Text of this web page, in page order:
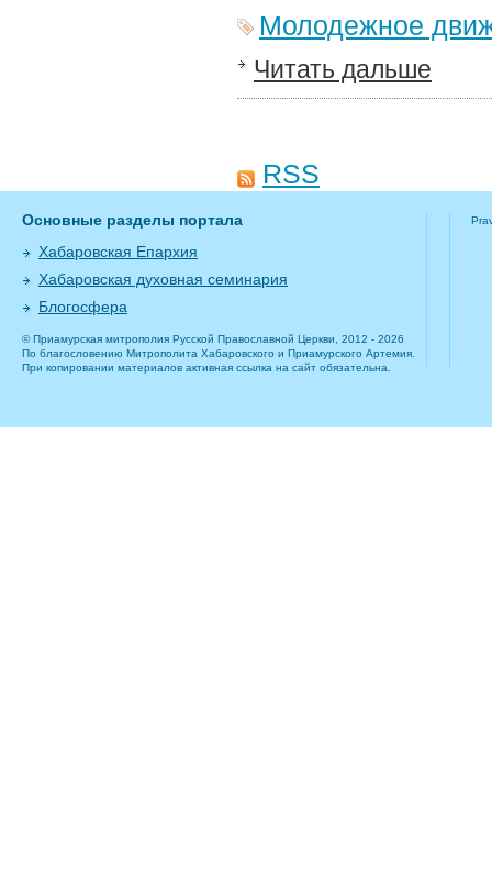
Молодежное
Читать дальше
RSS
Основные разделы портала
Хабаровская Епархия
Хабаровская духовная семинария
Блогосфера
© Приамурская митрополия Русской Православной Церкви, 2012 - 2026
По благословению Митрополита Хабаровского и Приамурского Артемия.
При копировании материалов активная ссылка на сайт обязательна.